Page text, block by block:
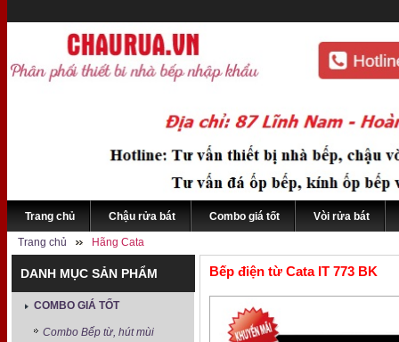
Trang chủ Chậu rửa bát Combo giá tốt Vòi rửa bát
Trang chủ Hãng Cata
DANH MỤC SẢN PHẨM
COMBO GIÁ TỐT
Combo Bếp từ, hút mùi
Bếp điện từ Cata IT 773 BK